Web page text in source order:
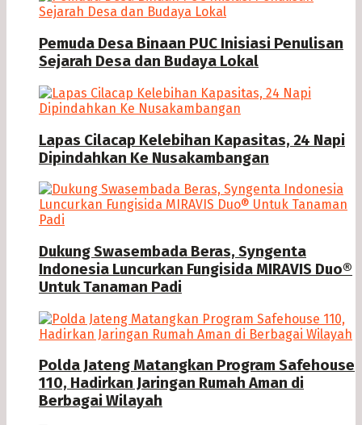
Pemuda Desa Binaan PUC Inisiasi Penulisan
Sejarah Desa dan Budaya Lokal
Lapas Cilacap Kelebihan Kapasitas, 24 Napi
Dipindahkan Ke Nusakambangan
Dukung Swasembada Beras, Syngenta
Indonesia Luncurkan Fungisida MIRAVIS Duo®
Untuk Tanaman Padi
Polda Jateng Matangkan Program Safehouse
110, Hadirkan Jaringan Rumah Aman di
Berbagai Wilayah